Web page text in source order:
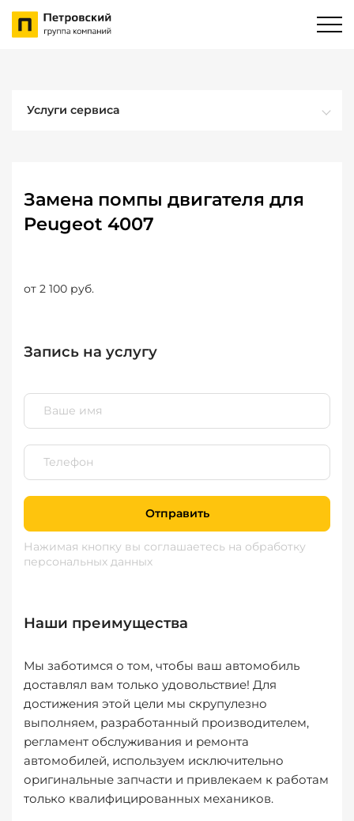
Услуги сервиса
Замена помпы двигателя для
Peugeot 4007
от 2 100 руб.
Запись на услугу
Отправить
Нажимая кнопку вы соглашаетесь на обработку
персональных данных
Наши преимущества
Мы заботимся о том, чтобы ваш автомобиль
доставлял вам только удовольствие! Для
достижения этой цели мы скрупулезно
выполняем, разработанный производителем,
регламент обслуживания и ремонта
автомобилей, используем исключительно
оригинальные запчасти и привлекаем к работам
только квалифицированных механиков.